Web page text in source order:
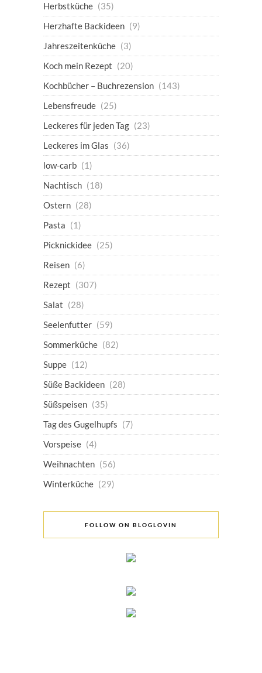
Herbstküche (35)
Herzhafte Backideen (9)
Jahreszeitenküche (3)
Koch mein Rezept (20)
Kochbücher – Buchrezension (143)
Lebensfreude (25)
Leckeres für jeden Tag (23)
Leckeres im Glas (36)
low-carb (1)
Nachtisch (18)
Ostern (28)
Pasta (1)
Picknickidee (25)
Reisen (6)
Rezept (307)
Salat (28)
Seelenfutter (59)
Sommerküche (82)
Suppe (12)
Süße Backideen (28)
Süßspeisen (35)
Tag des Gugelhupfs (7)
Vorspeise (4)
Weihnachten (56)
Winterküche (29)
FOLLOW ON BLOGLOVIN